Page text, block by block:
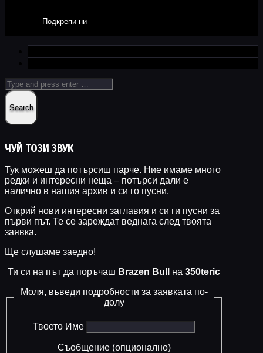
Подкрепи ни
ЧУЙ ТОЗИ ЗВУК
Тук можеш да потърсиш парче. Ние имаме много
редки и интересни неща – потърси дали е
налично в нашия архив и си го пусни.
Открий нови интересни заглавия и си ги пусни за
първи път. Те се зареждат веднага след твоята
заявка.
Ще слушаме заедно!
Ти си на път да поръчаш Brazen Bull на 350teric
Моля, въведи подробности за заявката по-
долу
Твоето Име
Съобщение (опционално)